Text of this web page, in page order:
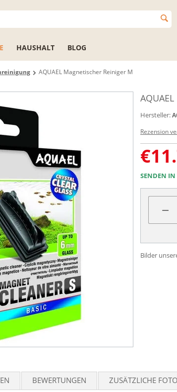
HAUSHALT BLOG
AQUAEL Magnetischer Reiniger M
Hersteller:
Rezension
€
SENDEN
−
Bilder
BEWERTUNGEN ZUSÄTZLICHE